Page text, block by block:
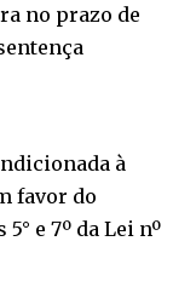
no prazo de
à
favor do
e 7º da Lei nº